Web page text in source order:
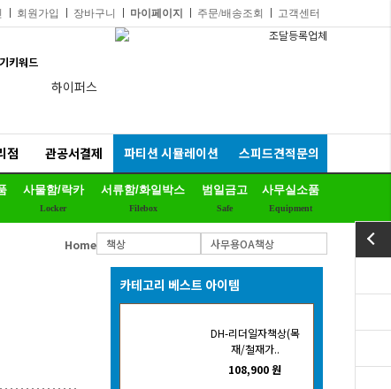
회원가입 장바구니 마이페이지 주문/배송조회 고객센터
키워드
하이퍼스
연수용테이블
예스체어회의용
EL프리미엄파티션
칼라철재
점 관공서결제 파티션 시뮬레이션 스피드견적문의
사물함/락카
Locker
서류함/화일박스
Filebox
범일금고
Safe
사무실소품
Equipment
Home 책상 사무용OA책상
카테고리 베스트 아이템
DH-리더일자책상(목
재/철재가..
108,900 원